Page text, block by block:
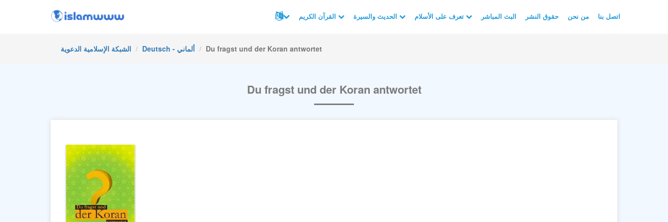
البث المباشر حقوق النشر من نحن اتصل بنا
الشبكة الإسلامية الدعوية Deutsch - ألماني Du fragst und der Koran antwortet
Du fragst und der Koran antwortet